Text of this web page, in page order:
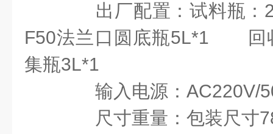
出厂配置：试料瓶
F50法兰口圆底瓶5L*1 回
集瓶3L*1
输入电源：AC220V/
尺寸重量：包装尺寸